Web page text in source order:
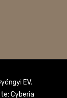
EV.
Cyberia